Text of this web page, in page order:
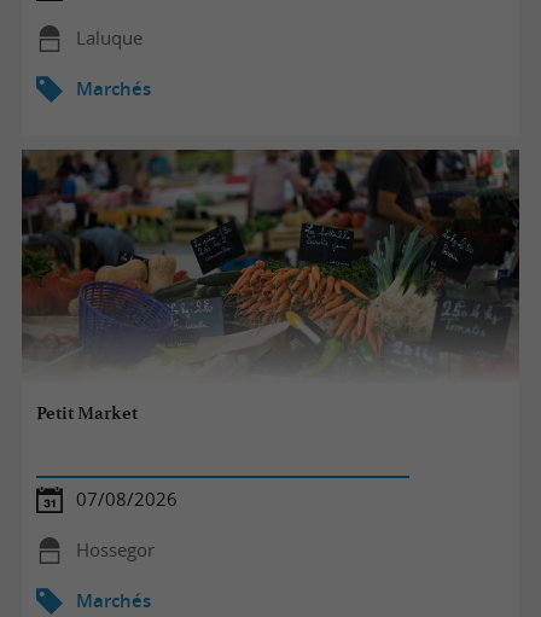
Laluque
Marchés
Petit Market
07/08/2026
Hossegor
Marchés